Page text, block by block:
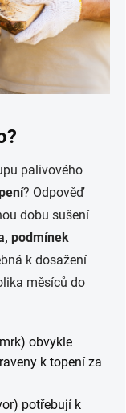
palivového
? Odpověď
dobu sušení
podmínek
k dosažení
měsíců do
obvykle
k topení za
potřebují k